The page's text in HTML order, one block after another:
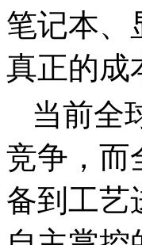
笔记本、
真正的成
当前全
竞争，而
备到工艺